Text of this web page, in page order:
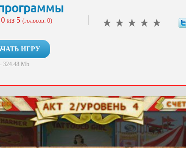
0 из 5 (голосов: 0)
ИГРУ
324.48 Mb